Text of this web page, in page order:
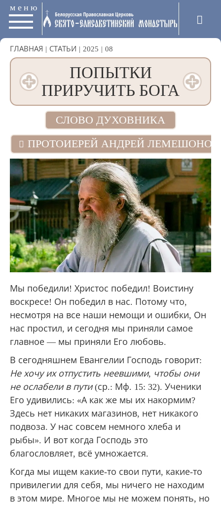
меню
ГЛАВНАЯ | СТАТЬИ | 2025 | 08
ПОПЫТКИ
ПРИРУЧИТЬ БОГА
СЛОВО ДУХОВНИКА
ПРОТОИЕРЕЙ АНДРЕЙ ЛЕМЕШОНОК
Мы победили! Христос победил! Воистину
воскресе! Он победил в нас. Потому что,
несмотря на все наши немощи и ошибки, Он
нас простил, и сегодня мы приняли самое
главное — мы приняли Его любовь.
В сегодняшнем Евангелии Господь говорит:
Не хочу их отпустить неевшими, чтобы они
не ослабели в пути(ср.: Мф. 15: 32). Ученики
Его удивились: «А как же мы их накормим?
Здесь нет никаких магазинов, нет никакого
подвоза. У нас совсем немного хлеба и
рыбы». И вот когда Господь это
благословляет, всё умножается.
Когда мы ищем какие-то свои пути, какие-то
привилегии для себя, мы ничего не находим
в этом мире. Многое мы не можем понять, но